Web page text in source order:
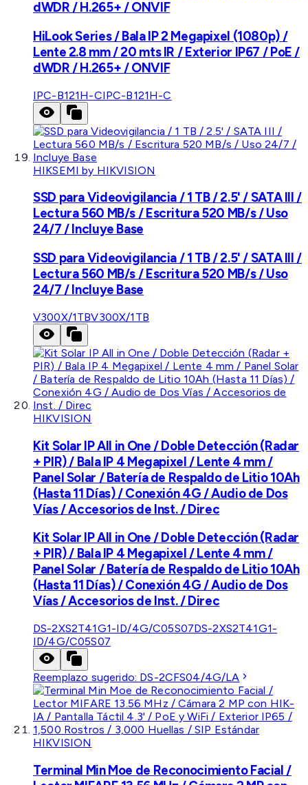
dWDR / H.265+ / ONVIF
HiLook Series / Bala IP 2 Megapixel (1080p) /
Lente 2.8 mm / 20 mts IR / Exterior IP67 / PoE /
dWDR / H.265+ / ONVIF
IPC-B121H-CIPC-B121H-C
HIKSEMI by HIKVISION
SSD para Videovigilancia / 1 TB / 2.5' / SATA III /
Lectura 560 MB/s / Escritura 520 MB/s / Uso
24/7 / Incluye Base
SSD para Videovigilancia / 1 TB / 2.5' / SATA III /
Lectura 560 MB/s / Escritura 520 MB/s / Uso
24/7 / Incluye Base
V300X/1TBV300X/1TB
HIKVISION
Kit Solar IP All in One / Doble Detección (Radar
+ PIR) / Bala IP 4 Megapixel / Lente 4 mm /
Panel Solar / Batería de Respaldo de Litio 10Ah
(Hasta 11 Días) / Conexión 4G / Audio de Dos
Vías / Accesorios de Inst. / Direc
Kit Solar IP All in One / Doble Detección (Radar
+ PIR) / Bala IP 4 Megapixel / Lente 4 mm /
Panel Solar / Batería de Respaldo de Litio 10Ah
(Hasta 11 Días) / Conexión 4G / Audio de Dos
Vías / Accesorios de Inst. / Direc
DS-2XS2T41G1-ID/4G/C05S07DS-2XS2T41G1-
ID/4G/C05S07
Reemplazo sugerido: DS-2CFS04/4G/LA
HIKVISION
Terminal Min Moe de Reconocimiento Facial /